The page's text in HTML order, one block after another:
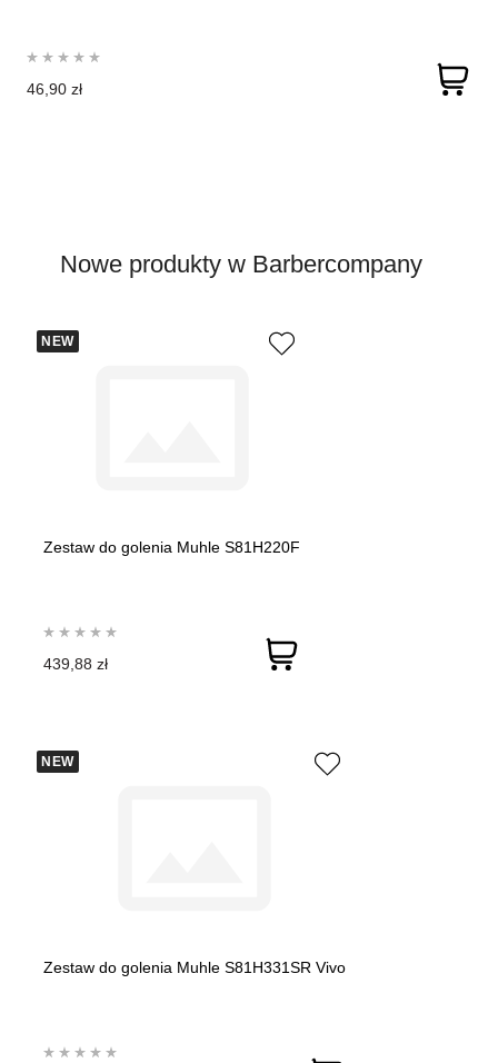
46,90 zł
Nowe produkty w Barbercompany
NEW
Zestaw do golenia Muhle S81H220F
439,88 zł
NEW
Zestaw do golenia Muhle S81H331SR Vivo